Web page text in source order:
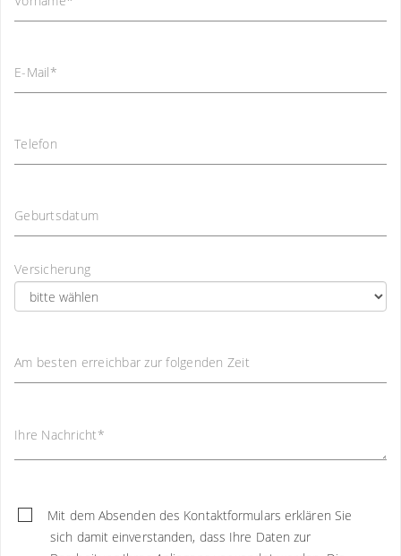
E-Mail*
Telefon
Geburtsdatum
Versicherung
Am besten erreichbar zur folgenden Zeit
Ihre Nachricht*
Mit dem Absenden des Kontaktformulars erklären Sie
sich damit einverstanden, dass Ihre Daten zur